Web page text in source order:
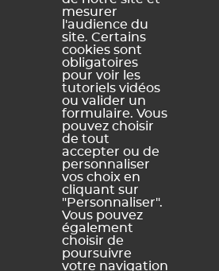
Accessibilité :
Partiellement
conforme
Schéma
pluriannuel
d'accessibilité
numérique
Légal produits
Conditions générales de
vente et d'utilisation
Dispositions relatives à la
protection des données
mesurer
l'audience du
site. Certains
cookies sont
obligatoires
pour voir les
tutoriels vidéos
ou valider un
formulaire. Vous
pouvez choisir
de tout
accepter ou de
personnaliser
vos choix en
cliquant sur
"Personnaliser".
Vous pouvez
également
choisir de
poursuivre
votre navigation